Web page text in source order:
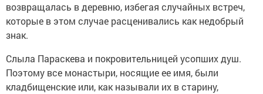
возвращалась в деревню, избегая случайных встреч,
которые в этом случае расценивались как недобрый
знак.
Слыла Параскева и покровительницей усопших душ.
Поэтому все монастыри, носящие ее имя, были
кладбищенские или, как называли их в старину,